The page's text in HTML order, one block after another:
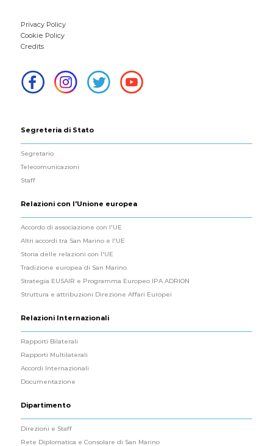
Privacy Policy
Cookie Policy
Credits
Segreteria di Stato
Segretario
Telecomunicazioni
Staff
Relazioni con l'Unione europea
Accordo di associazione con l'UE
Altri accordi tra San Marino e l'UE
Storia delle relazioni con l'UE
Tradizione europea di San Marino
Strategia EUSAIR e Programma Europeo IPA ADRION
Struttura e attribuzioni Direzione Affari Europei
Relazioni Internazionali
Rapporti Bilaterali
Rapporti Multilaterali
Accordi Internazionali
Documentazione
Dipartimento
Direzioni e Staff
Rete Diplomatica e Consolare di San Marino